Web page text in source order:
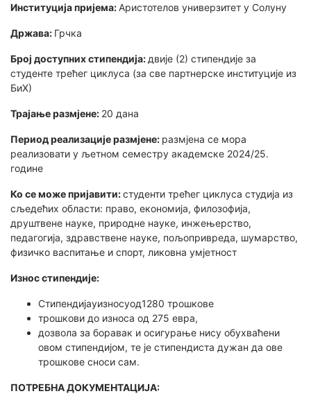
Институција пријема:Аристотелов универзитет у Солуну
Држава: Грчка
Број доступних стипендија: двије (2) стипендије за
студенте трећег циклуса (за све партнерске институције из
БиХ)
Трајање размјене: 20 дана
Период реализације размјене: размјена се мора
реализовати у љетном семестру академске 2024/25.
године
Ко се може пријавити:студенти трећег циклуса студија из
сљедећих области: право, економија, филозофија,
друштвене науке, природне науке, инжењерство,
педагогија, здравствене науке, пољопривреда, шумарство,
физичко васпитање и спорт, ликовна умјетност
Износ стипендије:
Стипендијауизносуод1280 трошкове
трошкови до износа од 275 евра,
дозвола за боравак и осигурање нису обухваћени
овом стипендијом, те је стипендиста дужан да ове
трошкове сноси сам.
ПОТРЕБНА ДОКУМЕНТАЦИЈА: